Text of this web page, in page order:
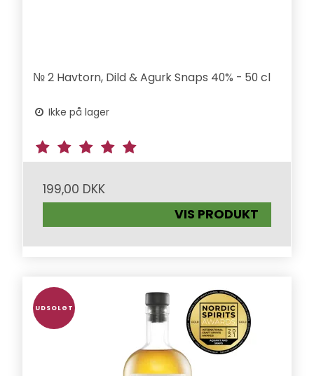
№ 2 Havtorn, Dild & Agurk Snaps 40% - 50 cl
Ikke på lager
199,00 DKK
VIS PRODUKT
UDSOLGT